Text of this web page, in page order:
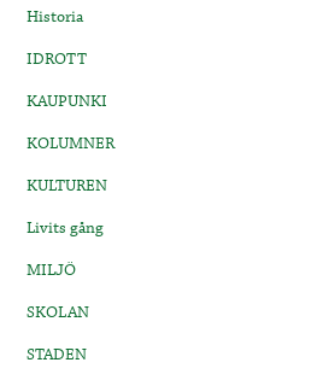
Historia
IDROTT
KAUPUNKI
KOLUMNER
KULTUREN
Livits gång
MILJÖ
SKOLAN
STADEN